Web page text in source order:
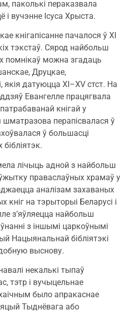
паколькі пераказвала
і вучэнне Ісуса Хрыста.
пачалося ў ХІ
тэкстаў. Сярод найбольш
помнікаў можна згадаць
Друцкае,
датуюцца ХІ–XV стст. На
Евангелле працягвала
кнігай у
перапісвалася ў
ў большасці
лічыць адной з найбольш
праваслаўных храмаў у
аналізам захаваных
кніг на тэрыторыі Беларусі і
з’яўляецца найбольш
з іншымі царкоўнымі
Нацыянальнай бібліятэкі
выснову.
некалькі тыпаў
тэтр і вучыцельнае
было апракаснае
Тыднёвага або